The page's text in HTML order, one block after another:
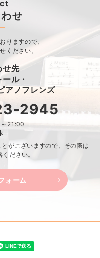
せ
りますので、
ください。
せ先
ル・
アノフレンズ
2945
21:00
がございますので、 その際は
ださい。
ォーム